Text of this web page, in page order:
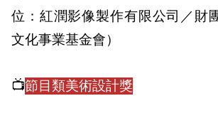
位：紅潤影像製作有限公司／財
文化事業基金會）
📺節目類美術設計獎